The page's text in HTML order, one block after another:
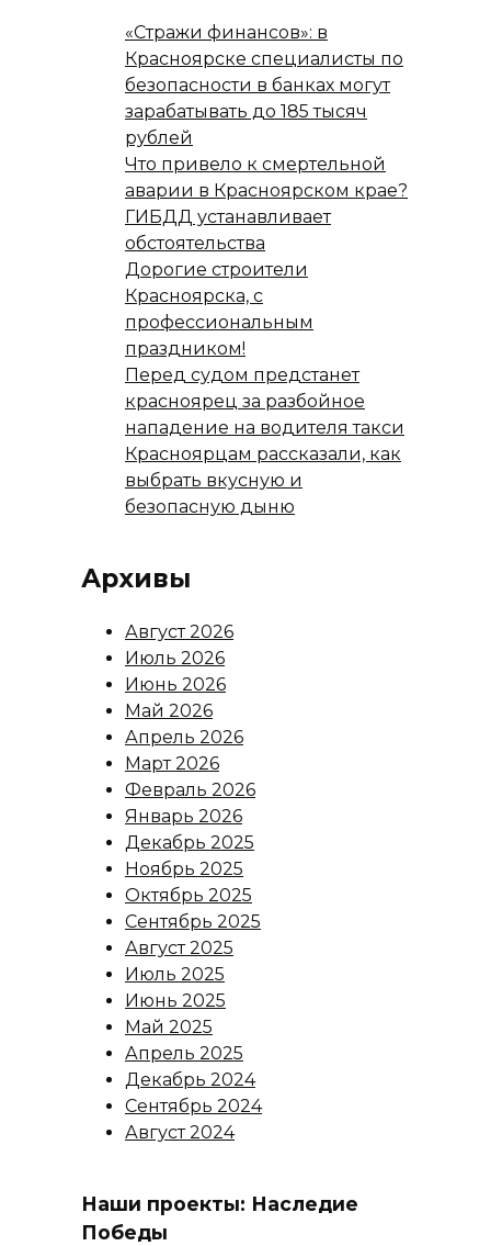
«Стражи финансов»: в
Красноярске специалисты по
безопасности в банках могут
зарабатывать до 185 тысяч
рублей
Что привело к смертельной
аварии в Красноярском крае?
ГИБДД устанавливает
обстоятельства
Дорогие строители
Красноярска, с
профессиональным
праздником!
Перед судом предстанет
красноярец за разбойное
нападение на водителя такси
Красноярцам рассказали, как
выбрать вкусную и
безопасную дыню
Архивы
Август 2026
Июль 2026
Июнь 2026
Май 2026
Апрель 2026
Март 2026
Февраль 2026
Январь 2026
Декабрь 2025
Ноябрь 2025
Октябрь 2025
Сентябрь 2025
Август 2025
Июль 2025
Июнь 2025
Май 2025
Апрель 2025
Декабрь 2024
Сентябрь 2024
Август 2024
Наши проекты: Наследие
Победы